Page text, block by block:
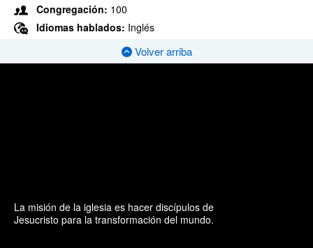
Congregación: 100
Idiomas hablados: Inglés
Volver arriba
La misión de la iglesia es hacer discípulos de
Jesucristo para la transformación del mundo.